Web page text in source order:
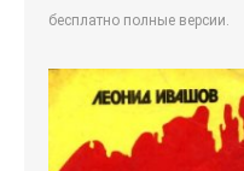
бесплатно полные версии.